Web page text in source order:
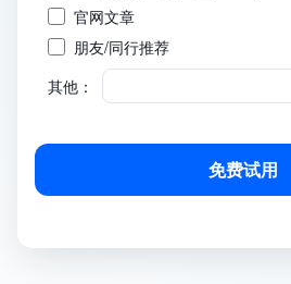
官网文章
朋友/同行推荐
其他：
免费试用